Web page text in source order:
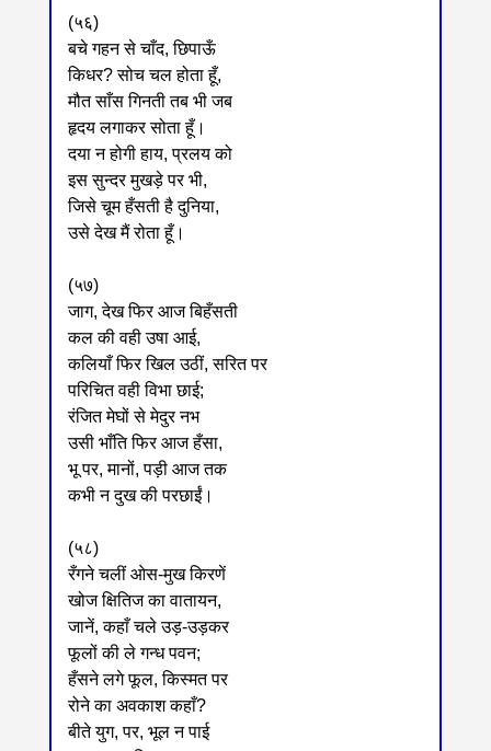
(५६)
बचे गहन से चाँद, छिपाऊँ
किधर? सोच चल होता हूँ,
मौत साँस गिनती तब भी जब
हृदय लगाकर सोता हूँ।
दया न होगी हाय, प्रलय को
इस सुन्दर मुखड़े पर भी,
जिसे चूम हँसती है दुनिया,
उसे देख मैं रोता हूँ।
(५७)
जाग, देख फिर आज बिहँसती
कल की वही उषा आई,
कलियाँ फिर खिल उठीं, सरित पर
परिचित वही विभा छाई;
रंजित मेघों से मेदुर नभ
उसी भाँति फिर आज हँसा,
भू पर, मानों, पड़ी आज तक
कभी न दुख की परछाईं।
(५८)
रँगने चलीं ओस-मुख किरणें
खोज क्षितिज का वातायन,
जानें, कहाँ चले उड़-उड़कर
फूलों की ले गन्ध पवन;
हँसने लगे फूल, किस्मत पर
रोने का अवकाश कहाँ?
बीते युग, पर, भूल न पाई